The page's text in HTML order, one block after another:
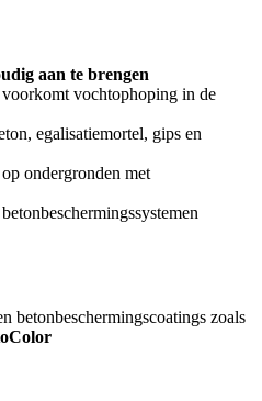
aan te brengen
voorkomt vochtophoping in de
egalisatiemortel, gips en
ondergronden met
betonbeschermingscoatings zoals